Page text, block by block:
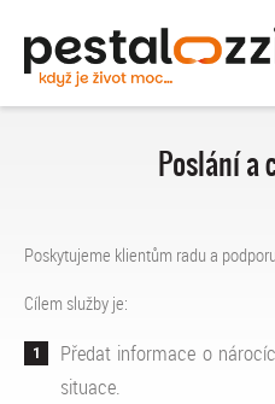
Poslání a
Poskytujeme klientům radu a
Cílem služby je:
Předat informace o
situace.